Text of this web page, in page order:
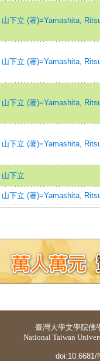
山下立 (著)=Yamashita,
山下立 (著)=Yamashita,
山下立 (著)=Yamashita,
山下立 (著)=Yamashita,
山下立
山下立 (著)=Yamashita,
臺灣大學文學院佛
National Taiwan
doi:10.6681/